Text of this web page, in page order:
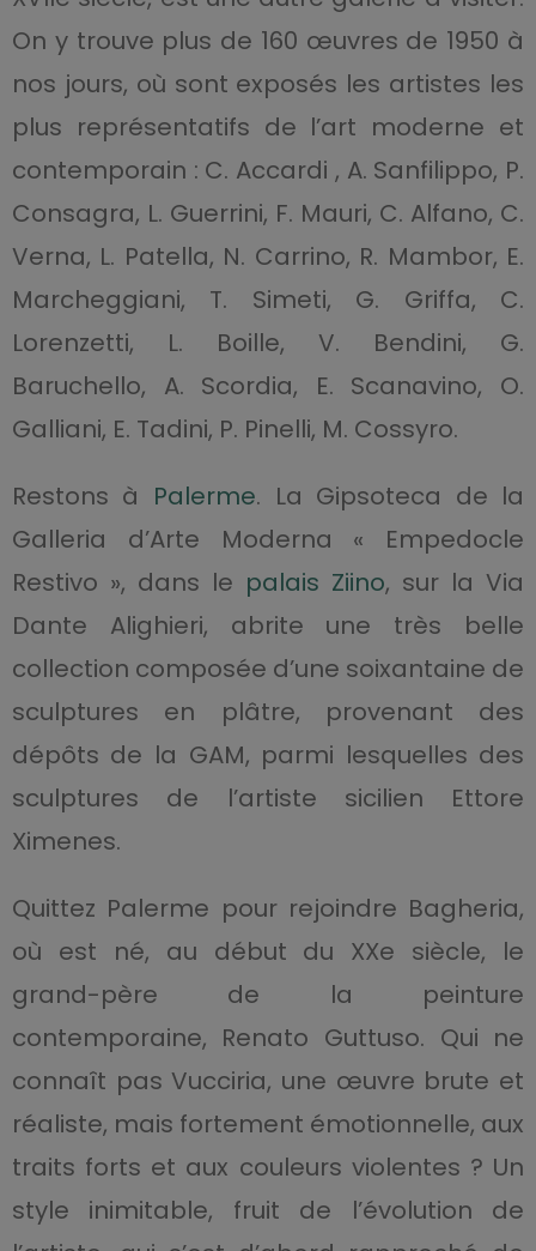
On y trouve plus de 160 œuvres de 1950 à
nos jours, où sont exposés les artistes les
plus représentatifs de l’art moderne et
contemporain : C. Accardi , A. Sanfilippo, P.
Consagra, L. Guerrini, F. Mauri, C. Alfano, C.
Verna, L. Patella, N. Carrino, R. Mambor, E.
Marcheggiani, T. Simeti, G. Griffa, C.
Lorenzetti, L. Boille, V. Bendini, G.
Baruchello, A. Scordia, E. Scanavino, O.
Galliani, E. Tadini, P. Pinelli, M. Cossyro.
Restons à Palerme. La Gipsoteca de la
Galleria d’Arte Moderna « Empedocle
Restivo », dans le palais Ziino, sur la Via
Dante Alighieri, abrite une très belle
collection composée d’une soixantaine de
sculptures en plâtre, provenant des
dépôts de la GAM, parmi lesquelles des
sculptures de l’artiste sicilien Ettore
Ximenes.
Quittez Palerme pour rejoindre Bagheria,
où est né, au début du XXe siècle, le
grand-père de la peinture
contemporaine, Renato Guttuso. Qui ne
connaît pas Vucciria, une œuvre brute et
réaliste, mais fortement émotionnelle, aux
traits forts et aux couleurs violentes ? Un
style inimitable, fruit de l’évolution de